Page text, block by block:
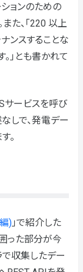
ションのための
た、「220 以上
ンスすることな
」とも書かれて
サービスを呼び
しで、発電デー
。
) 」で紹介した
った部分が今
で収集したデー